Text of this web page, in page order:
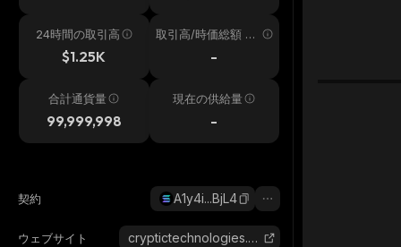
24時間の取引高
$1.25K
取引高/時価総額 24
-
合計通貨量
99,999,998
現在の供給量
-
契約 A1y4i...BjL4
ウェブサイト cryptictechnologies.co